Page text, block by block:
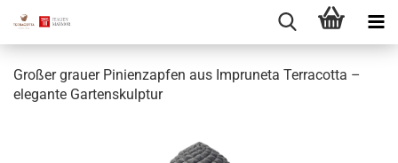
Großer grauer Pinienzapfen aus Impruneta Terracotta –
elegante Gartenskulptur